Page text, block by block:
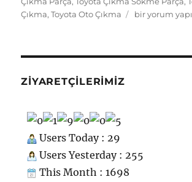
ni
Çıkma,Toyota Oto Çıkma
Toyota
bir yorum
ZIYARETÇILERIMIZ
Users Today : 29
Users Yesterday : 255
This Month : 1698